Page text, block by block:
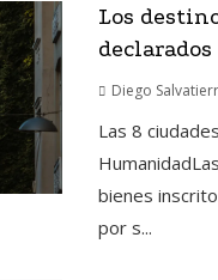
Los
Diego
Las 8
bienes
por s...